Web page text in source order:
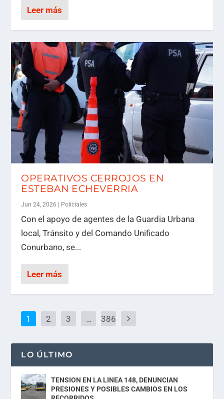
Leer más
OPERATIVOS CERROJOS EN
ESTEBAN ECHEVERRIA
Jun 24, 2026 Policiales
Con el apoyo de agentes de la Guardia Urbana
local, Tránsito y del Comando Unificado
Conurbano, se...
Leer más
1 2 3 … 386
LO ÚLTIMO
TENSION EN LA LINEA 148, DENUNCIAN
PRESIONES Y POSIBLES CAMBIOS EN LOS